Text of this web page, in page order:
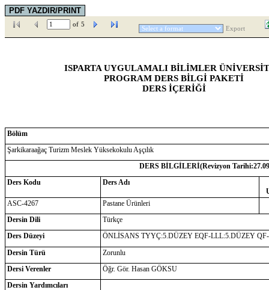
of 5
Export
ISPARTA UYGULAMALI BİLİMLER
PROGRAM DERS BİLGİ PAKETİ
DERS İÇERİĞİ
Bölüm
Şarkikaraağaç Turizm Meslek Yüksekokulu Aşçılık
DERS BİLGİLERİ(Revizyon Tarihi:
Ders Kodu
Ders Adı
ASC-4267
Pastane Ürünleri
Dersin Dili
Türkçe
Ders Düzeyi
ÖNLİSANS TYYÇ:5.DÜZEY EQF-LLL:5.DÜZEY
Dersin Türü
Zorunlu
Dersi Verenler
Öğr. Gör. Hasan GÖKSU
Dersin Yardımcıları